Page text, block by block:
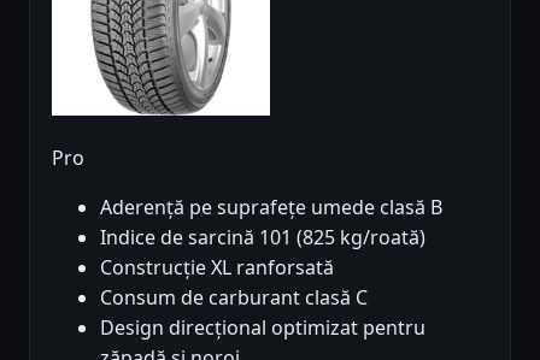
Pro
Aderență pe suprafețe umede clasă B
Indice de sarcină 101 (825 kg/roată)
Construcție XL ranforsată
Consum de carburant clasă C
Design direcțional optimizat pentru